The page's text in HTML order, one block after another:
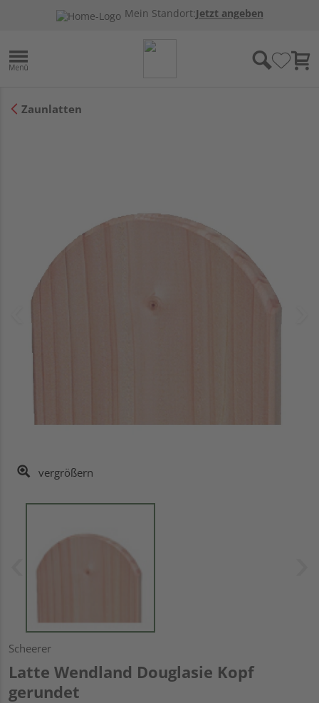
Mein Standort:Jetzt angeben
Zaunlatten
vergrößern
Scheerer
Latte Wendland Douglasie Kopf
gerundet